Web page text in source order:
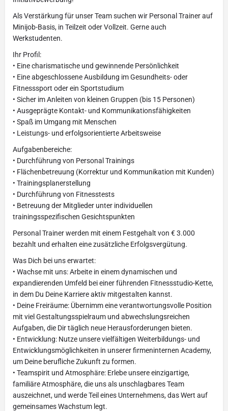
Als Verstärkung für unser Team suchen wir Personal Trainer auf
Minijob-Basis, in Teilzeit oder Vollzeit. Gerne auch
Werkstudenten.
Ihr Profil:
• Eine charismatische und gewinnende Persönlichkeit
• Eine abgeschlossene Ausbildung im Gesundheits- oder
Fitnesssport oder ein Sportstudium
• Sicher im Anleiten von kleinen Gruppen (bis 15 Personen)
• Ausgeprägte Kontakt- und Kommunikationsfähigkeiten
• Spaß im Umgang mit Menschen
• Leistungs- und erfolgsorientierte Arbeitsweise
Aufgabenbereiche:
• Durchführung von Personal Trainings
• Flächenbetreuung (Korrektur und Kommunikation mit Kunden)
• Trainingsplanerstellung
• Durchführung von Fitnesstests
• Betreuung der Mitglieder unter individuellen
trainingsspezifischen Gesichtspunkten
Personal Trainer werden mit einem Festgehalt von € 3.000
bezahlt und erhalten eine zusätzliche Erfolgsvergütung.
Was Dich bei uns erwartet:
• Wachse mit uns: Arbeite in einem dynamischen und
expandierenden Umfeld bei einer führenden Fitnessstudio-Kette,
in dem Du Deine Karriere aktiv mitgestalten kannst.
• Deine Freiräume: Übernimm eine verantwortungsvolle Position
mit viel Gestaltungsspielraum und abwechslungsreichen
Aufgaben, die Dir täglich neue Herausforderungen bieten.
• Entwicklung: Nutze unsere vielfältigen Weiterbildungs- und
Entwicklungsmöglichkeiten in unserer firmeninternen Academy,
um Deine berufliche Zukunft zu formen.
• Teamspirit und Atmosphäre: Erlebe unsere einzigartige,
familiäre Atmosphäre, die uns als unschlagbares Team
auszeichnet, und werde Teil eines Unternehmens, das Wert auf
gemeinsames Wachstum legt.